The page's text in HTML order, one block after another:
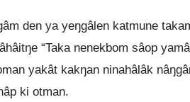
den ya yeŋgâlen katmune
“Taka nenekbom sâop
yakât kakŋan ninahâlâk
ki otman.